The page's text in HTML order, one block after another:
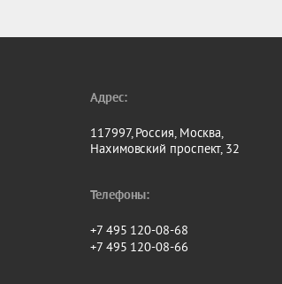
Адрес:
117997, Россия, Москва,
Нахимовский проспект, 32
Телефоны:
+7 495 120-08-68
+7 495 120-08-66